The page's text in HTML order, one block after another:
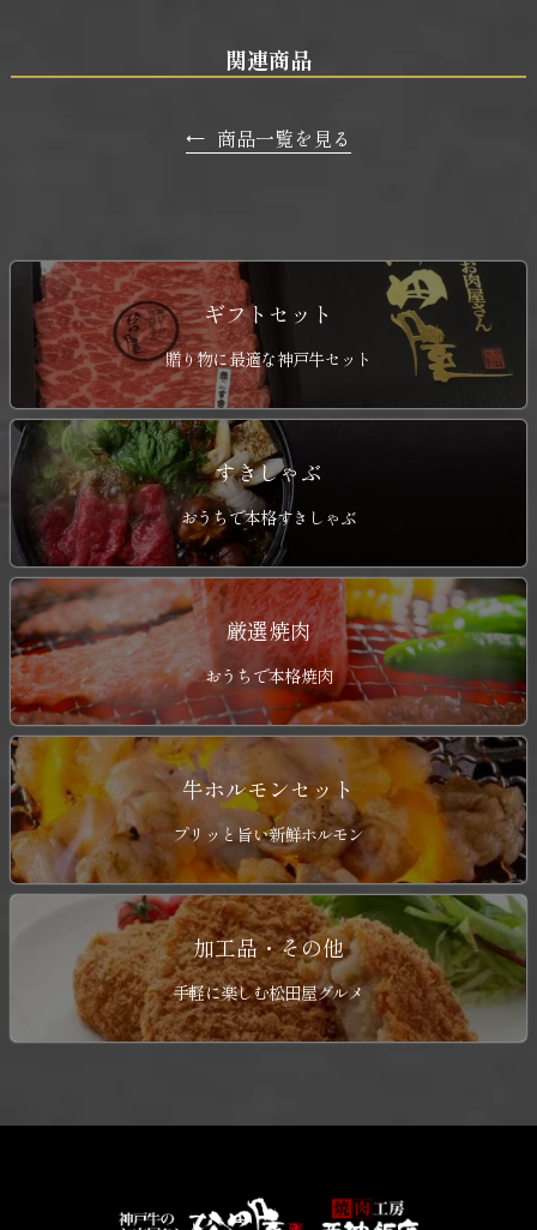
関連商品
← 商品一覧を見る
ギフトセット
贈り物に最適な神戸牛セット
すきしゃぶ
おうちで本格すきしゃぶ
厳選焼肉
おうちで本格焼肉
牛ホルモンセット
プリッと旨い新鮮ホルモン
加工品・その他
手軽に楽しむ松田屋グルメ